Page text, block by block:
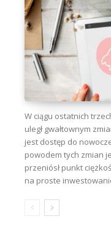
W ciągu ostatnich
uległ gwałtownym
jest dostęp do
powodem tych zmian
przeniósł punkt
na proste